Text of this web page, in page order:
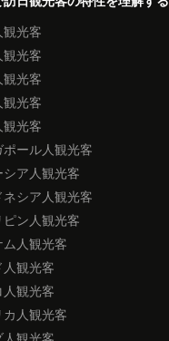
光客
光客
光客
光客
光客
ール人観光客
ア人観光客
シア人観光客
ン人観光客
人観光客
観光客
観光客
人観光客